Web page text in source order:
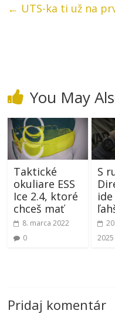
← UTS-ka ti už na
You May
Taktické
okuliare ESS
Ice 2.4, ktoré
chceš mať
8. marca 2022
0
S
2025
Pridaj komentár